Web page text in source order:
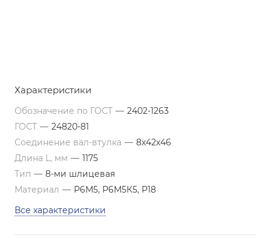
Характеристики
Обозначение по ГОСТ — 2402-1263
ГОСТ — 24820-81
Соединение вал-втулка — 8х42х46
Длина L, мм — 1175
Тип — 8-ми шлицевая
Материал — Р6М5, Р6М5К5, Р18
Все характеристики